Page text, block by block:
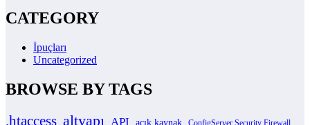
CATEGORY
İpuçları
Uncategorized
BROWSE BY TAGS
.htaccess altyapı API açık kaynak